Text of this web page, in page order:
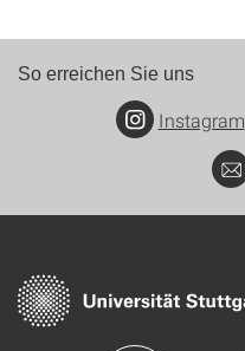
So erreichen Sie uns
Instagram